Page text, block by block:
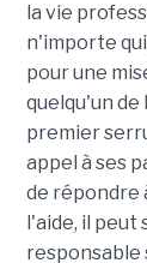
la vie
n'importe
pour une
quelqu'un de
premier
appel à ses
de répondre
l'aide, il
responsable